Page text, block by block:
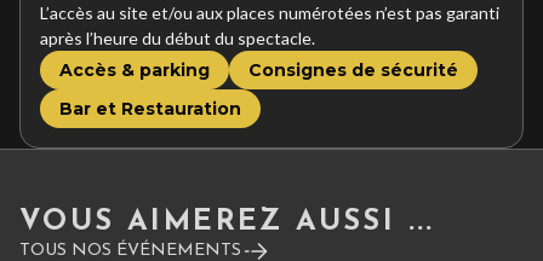
L’accès au site et/ou aux places numérotées n’est pas garanti
après l’heure du début du spectacle.
Accès & parking
Consignes de sécurité
Bar et Restauration
VOUS AIMEREZ AUSSI ...
TOUS NOS ÉVÉNEMENTS